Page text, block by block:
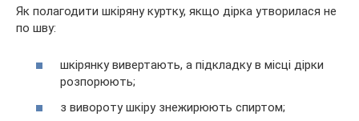
Як полагодити шкіряну куртку, якщо дірка утворилася не
по шву:
шкірянку вивертають, а підкладку в місці дірки
розпорюють;
з вивороту шкіру знежирюють спиртом;